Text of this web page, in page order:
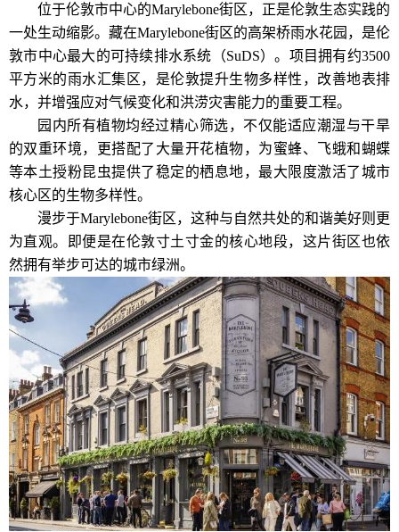
位于伦敦市中心的Marylebone街区，正是伦敦生态实践的
一处生动缩影。藏在Marylebone街区的高架桥雨水花园，是伦
敦市中心最大的可持续排水系统（SuDS）。项目拥有约3500
平方米的雨水汇集区，是伦敦提升生物多样性，改善地表排
水，并增强应对气候变化和洪涝灾害能力的重要工程。
园内所有植物均经过精心筛选，不仅能适应潮湿与干旱
的双重环境，更搭配了大量开花植物，为蜜蜂、飞蛾和蝴蝶
等本土授粉昆虫提供了稳定的栖息地，最大限度激活了城市
核心区的生物多样性。
漫步于Marylebone街区，这种与自然共处的和谐美好则更
为直观。即便是在伦敦寸土寸金的核心地段，这片街区也依
然拥有举步可达的城市绿洲。